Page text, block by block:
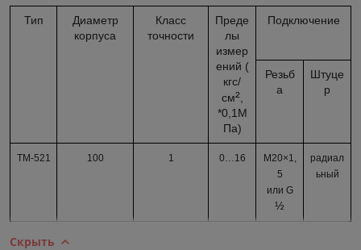
Тип
Диаметр
корпуса
Класс
точности
Преде
лы
измер
ений (
кгс/
см²,
*0,1М
Па)
Подключение
Резьб
а
Штуце
р
ТМ-521 100 1 0…16
М20×1,
5
или G
½
радиал
ьный
Скрыть